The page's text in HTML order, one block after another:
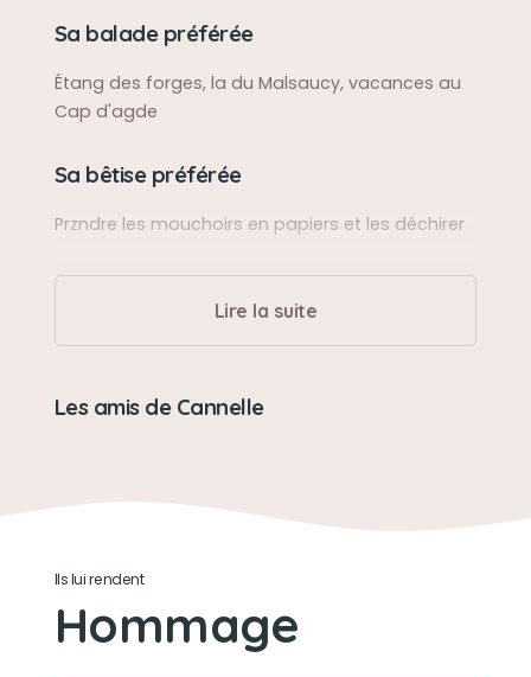
Sa balade préférée
Étang des forges, la du Malsaucy, vacances au
Cap d'agde
Sa bêtise préférée
Przndre les mouchoirs en papiers et les déchirer
Son caractère
Adorable gentille caline n'aboyait pas
Son jouet préféré
Son loisir préféré
Lire la suite
Les amis de Cannelle
Ils lui rendent
Hommage